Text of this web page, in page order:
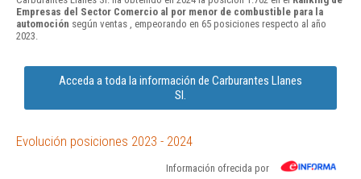
Empresas del Sector Comercio al por menor de combustible para la
automoción según ventas , empeorando en 65 posiciones respecto al año
2023.
Acceda a toda la información de Carburantes Llanes
Sl.
Evolución posiciones 2023 - 2024
Información ofrecida por